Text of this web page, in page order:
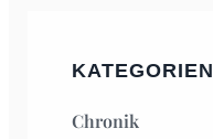
KATEGORIEN
Chronik